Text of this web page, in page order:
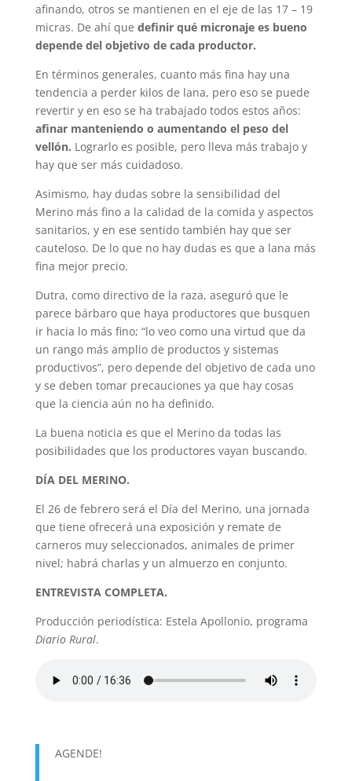
afinando, otros se mantienen en el eje de las 17 – 19
micras. De ahí que definir qué micronaje es bueno
depende del objetivo de cada productor.
En términos generales, cuanto más fina hay una
tendencia a perder kilos de lana, pero eso se puede
revertir y en eso se ha trabajado todos estos años:
afinar manteniendo o aumentando el peso del
vellón. Lograrlo es posible, pero lleva más trabajo y
hay que ser más cuidadoso.
Asimismo, hay dudas sobre la sensibilidad del
Merino más fino a la calidad de la comida y aspectos
sanitarios, y en ese sentido también hay que ser
cauteloso. De lo que no hay dudas es que a lana más
fina mejor precio.
Dutra, como directivo de la raza, aseguró que le
parece bárbaro que haya productores que busquen
ir hacia lo más fino; “lo veo como una virtud que da
un rango más amplio de productos y sistemas
productivos”, pero depende del objetivo de cada uno
y se deben tomar precauciones ya que hay cosas
que la ciencia aún no ha definido.
La buena noticia es que el Merino da todas las
posibilidades que los productores vayan buscando.
DÍA DEL MERINO.
El 26 de febrero será el Día del Merino, una jornada
que tiene ofrecerá una exposición y remate de
carneros muy seleccionados, animales de primer
nivel; habrá charlas y un almuerzo en conjunto.
ENTREVISTA COMPLETA.
Producción periodística: Estela Apollonio, programa
Diario Rural.
AGENDE!